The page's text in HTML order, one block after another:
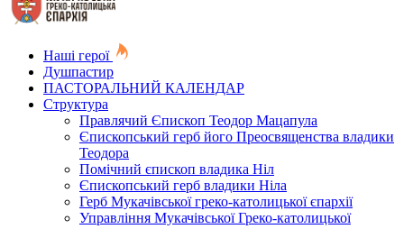
Наші герої
Душпастир
ПАСТОРАЛЬНИЙ КАЛЕНДАР
Структура
Правлячий Єпископ Теодор Мацапула
Єпископський герб його Преосвященства владики
Теодора
Помічний єпископ владика Ніл
Єпископський герб владики Ніла
Герб Мукачівської греко-католицької єпархії
Управління Мукачівської Греко-католицької